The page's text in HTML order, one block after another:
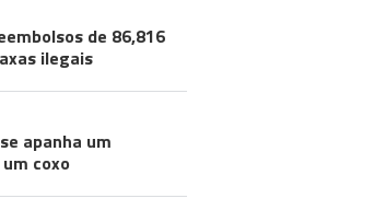
de 86,816
ilegais
apanha um
coxo